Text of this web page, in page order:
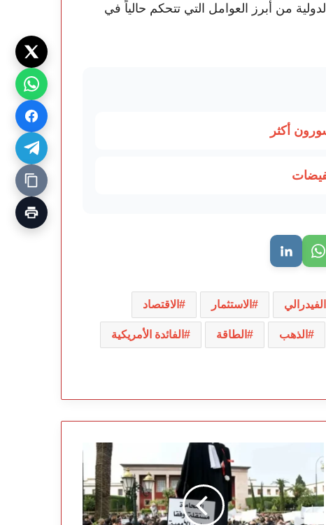
من أبرز العوامل التي تتحكم حالياً في
أكثر
الاستثمار الاقتصاد
الذهب الطاقة الفائدة الأمريكية
وسط
المحامين
بعد
المصادقة